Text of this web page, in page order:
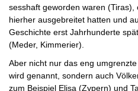
sesshaft geworden waren
hierher ausgebreitet hatten und
Geschichte erst Jahrhunderte
(Meder, Kimmerier).
Aber nicht nur das eng
wird genannt, sondern auch
zum Beispiel Elisa (Zypern) und